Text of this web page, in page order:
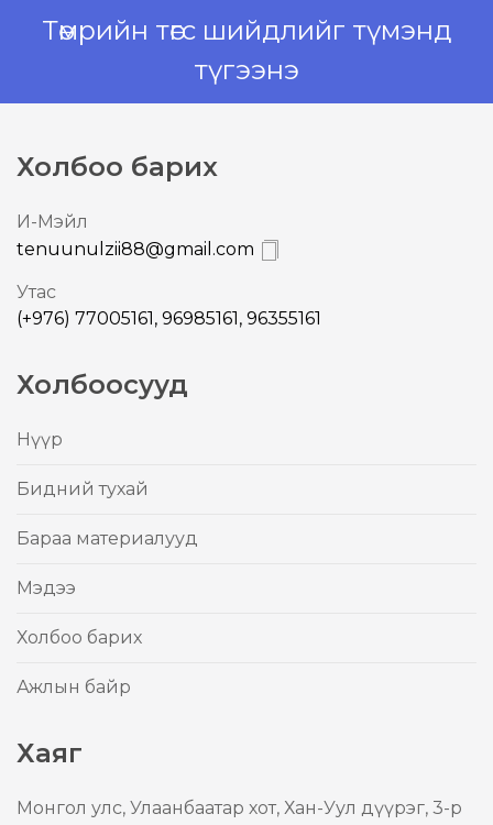
Төмрийн төгс шийдлийг түмэнд
түгээнэ
Холбоо барих
И-Mэйл
tenuunulzii88@gmail.com
Утас
(+976) 77005161, 96985161, 96355161
Холбоосууд
Нүүр
Бидний тухай
Бараа материалууд
Mэдээ
Холбоо барих
Ажлын байр
Хаяг
Mонгол улс, Улаанбаатар хот, Хан-Уул дүүрэг, 3-р